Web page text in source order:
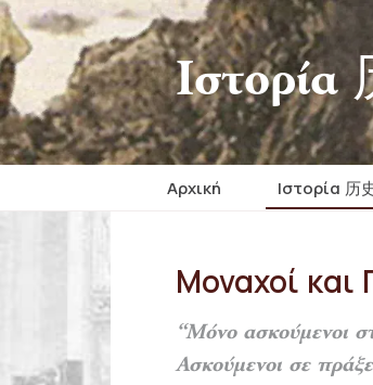
Iστορία
Αρχική Iστορία 历
Μοναχοί και
“Μόνο ασκούμενοι
Ασκούμενοι σε